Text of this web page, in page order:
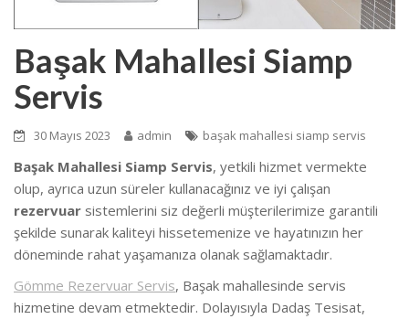
Başak Mahallesi Siamp
Servis
30 Mayıs 2023 admin başak mahallesi siamp servis
Başak Mahallesi Siamp Servis, yetkili hizmet vermekte
olup, ayrıca uzun süreler kullanacağınız ve iyi çalışan
rezervuar sistemlerini siz değerli müşterilerimize garantili
şekilde sunarak kaliteyi hissetemenize ve hayatınızın her
döneminde rahat yaşamanıza olanak sağlamaktadır.
Gömme Rezervuar Servis, Başak mahallesinde servis
hizmetine devam etmektedir. Dolayısıyla Dadaş Tesisat,